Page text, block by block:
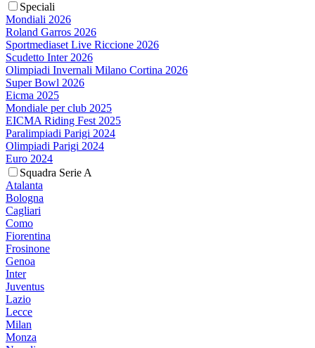
Speciali
Mondiali 2026
Roland Garros 2026
Sportmediaset Live Riccione 2026
Scudetto Inter 2026
Olimpiadi Invernali Milano Cortina 2026
Super Bowl 2026
Eicma 2025
Mondiale per club 2025
EICMA Riding Fest 2025
Paralimpiadi Parigi 2024
Olimpiadi Parigi 2024
Euro 2024
Squadra Serie A
Atalanta
Bologna
Cagliari
Como
Fiorentina
Frosinone
Genoa
Inter
Juventus
Lazio
Lecce
Milan
Monza